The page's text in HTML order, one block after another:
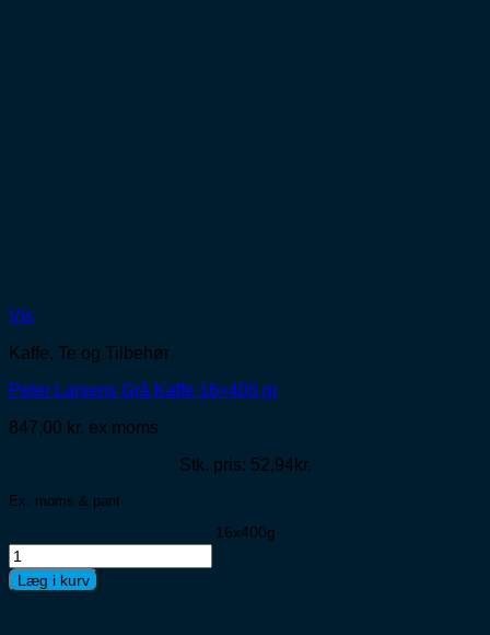
Vis
Kaffe, Te og Tilbehør
Peter Larsens Grå Kaffe 16×400 gr
847,00 kr. ex moms
Stk. pris: 52,94kr.
Ex. moms & pant
16x400g
Peter
Larsens
Grå
Læg i kurv